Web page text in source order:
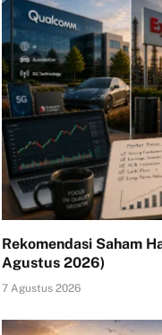
Rekomendasi Saham
Agustus 2026)
7 Agustus 2026